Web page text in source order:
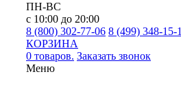
ПН-ВС
с 10:00 до 20:00
8 (800) 302-77-06 8 (499) 348-15-
КОРЗИНА
0 товаров. Заказать звонок
Меню